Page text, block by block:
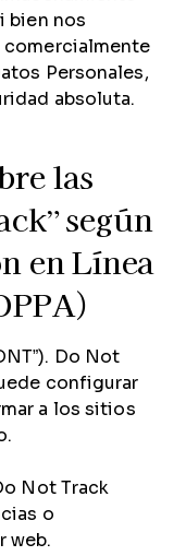
bien nos
comercialmente
Personales,
absoluta.
las
según
en Línea
Do Not
configurar
a los sitios
Not Track
o
web.